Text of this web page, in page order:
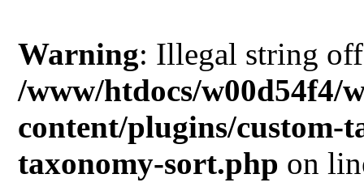
Warning: Illegal string
/www/htdocs/w00d54f4/
content/plugins/custom-
taxonomy-sort.php on